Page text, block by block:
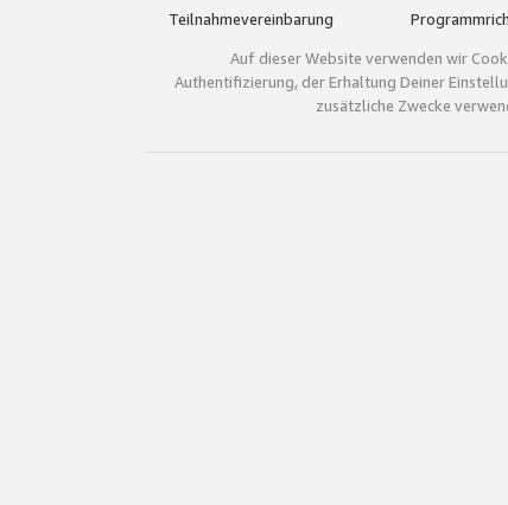
Teilnahmevereinbarung
Auf dieser Website verwenden wir
Authentifizierung, der Erhaltung Deiner
zusätzliche Zwecke